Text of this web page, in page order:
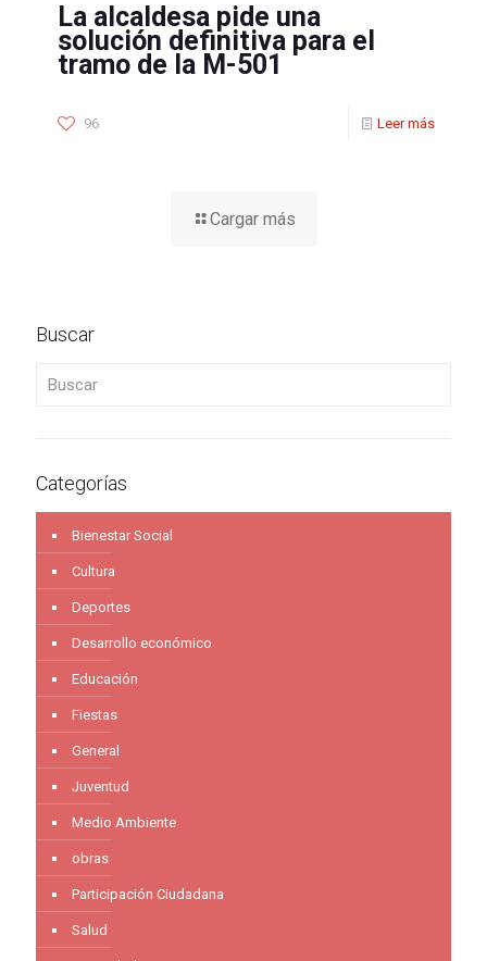
La alcaldesa pide una
solución definitiva para el
tramo de la M-501
96 Leer más
Cargar más
Buscar
Categorías
Bienestar Social
Cultura
Deportes
Desarrollo económico
Educación
Fiestas
General
Juventud
Medio Ambiente
obras
Participación Ciudadana
Salud